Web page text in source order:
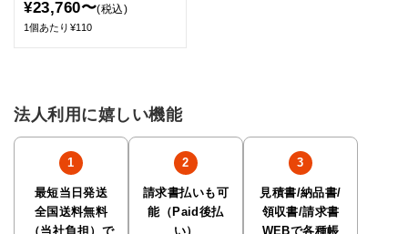
¥23,760〜(税込)
1個あたり¥110
法人利用に嬉しい機能
最短当日発送
全国送料無料
（当社負担）で
請求書払いも可
能（Paid後払
い）
見積書/納品書/
領収書/請求書
WEBで各種帳